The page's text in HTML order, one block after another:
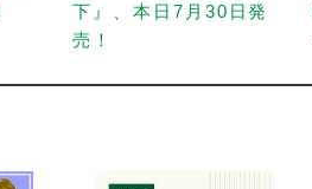
下』、本日7月30日発
売！